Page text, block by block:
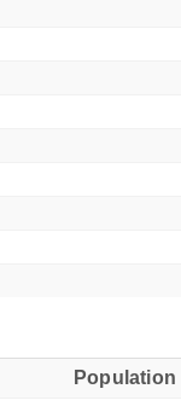
Population